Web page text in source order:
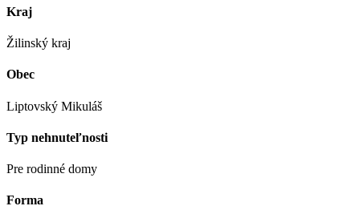
Kraj
Žilinský kraj
Obec
Liptovský Mikuláš
Typ nehnuteľnosti
Pre rodinné domy
Forma